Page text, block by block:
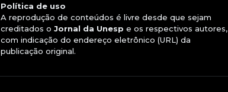
Política de uso
A reprodução de conteúdos é livre desde que sejam
creditados oJornal da Unesp e os respectivos autores,
com indicação do endereço eletrônico (URL) da
publicação original.